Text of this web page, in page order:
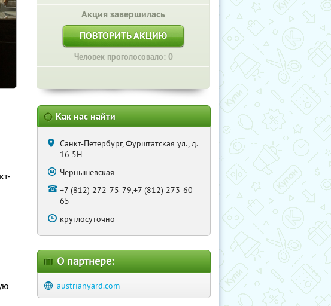
Акция завершилась
ПОВТОРИТЬ АКЦИЮ
Человек проголосовало: 0
Как нас найти
Санкт-Петербург, Фурштатская ул., д.
16 5Н
Чернышевская
+7 (812) 272-75-79,+7 (812) 273-60-
65
круглосуточно
О партнере:
austrianyard.com